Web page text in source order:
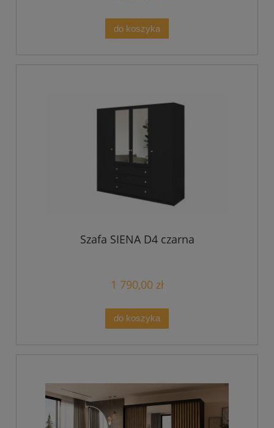
do koszyka
Szafa SIENA D4 czarna
1 790,00 zł
do koszyka